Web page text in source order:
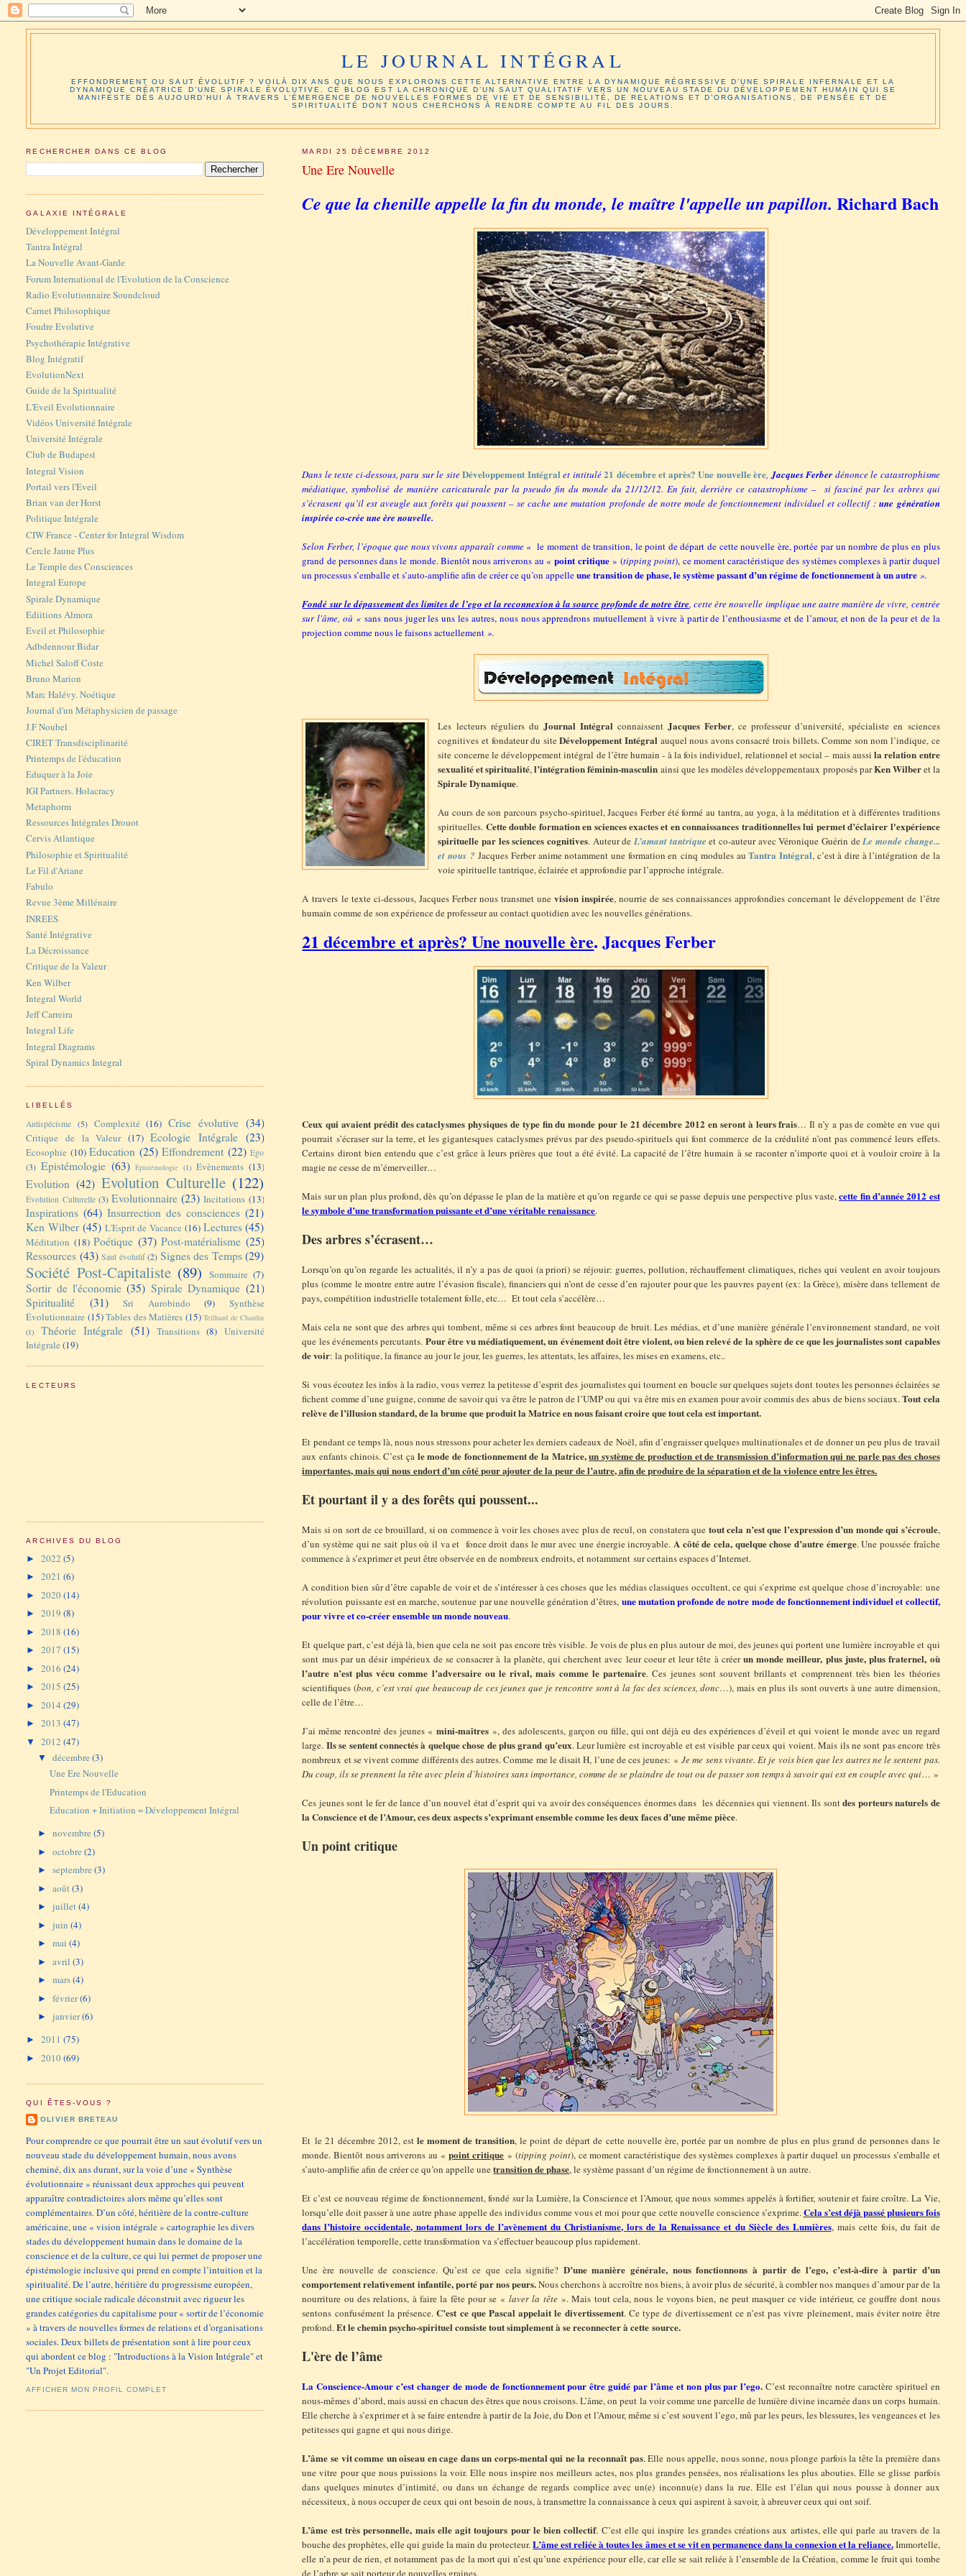
LE JOURNAL INTÉGRAL
EFFONDREMENT OU SAUT ÉVOLUTIF ? VOILÀ DIX ANS QUE NOUS EXPLORONS CETTE ALTERNATIVE ENTRE LA DYNAMIQUE RÉGRESSIVE D’UNE SPIRALE INFERNALE ET LA
DYNAMIQUE CRÉATRICE D’UNE SPIRALE ÉVOLUTIVE. CE BLOG EST LA CHRONIQUE D’UN SAUT QUALITATIF VERS UN NOUVEAU STADE DU DÉVELOPPEMENT HUMAIN QUI SE
MANIFESTE DÈS AUJOURD’HUI À TRAVERS L’ÉMERGENCE DE NOUVELLES FORMES DE VIE ET DE SENSIBILITÉ, DE RELATIONS ET D’ORGANISATIONS, DE PENSÉE ET DE
SPIRITUALITÉ DONT NOUS CHERCHONS À RENDRE COMPTE AU FIL DES JOURS.
MARDI 25 DÉCEMBRE 2012
Une Ere Nouvelle
Ce que la chenille appelle la fin du monde, le maître l'appelle un papillon.Richard Bach
Dans le texte ci-dessous, paru sur le siteDéveloppement Intégral et intitulé21 décembre et après? Une nouvelle ère,Jacques Ferber dénonce le catastrophisme
médiatique, symbolisé de manière caricaturale par la pseudo fin du monde du 21/12/12. En fait, derrière ce catastrophisme –
si fasciné par les arbres qui
s’écrasent qu’il est aveugle aux forêts qui poussent – se cache une mutation profonde de notre mode de fonctionnement individuel et collectif :une génération
inspirée co-crée une ère nouvelle.
Selon Ferber, l’époque que nous vivons apparaît comme « le moment de transition, le point de départ de cette nouvelle ère, portée par un nombre de plus en plus
grand de personnes dans le monde. Bientôt nous arriverons au «point critique» (tipping point), ce moment caractéristique des systèmes complexes à partir duquel
un processus s’emballe et s’auto-amplifie afin de créer ce qu’on appelleune transition de phase, le système passant d’un régime de fonctionnement à un autre ».
Fondé sur le dépassement des limites de l’ego et la reconnexion à la source profonde de notre être, cette ère nouvelle implique une autre manière de vivre, centrée
sur l'âme, où «sans nous juger les uns les autres, nous nous apprendrons mutuellement à vivre à partir de l’enthousiasme et de l’amour, et non de la peur et de la
projection comme nous le faisons actuellement».
Les lecteurs réguliers du Journal Intégralconnaissent Jacques Ferber, ce professeur d’université, spécialiste en sciences
cognitives et fondateur du siteDéveloppement Intégral auquel nous avons consacré trois billets. Comme son nom l’indique, ce
site concerne le développement intégral de l’être humain - à la fois individuel, relationnel et social – mais aussila relation entre
sexualité et spiritualité,l’intégration féminin-masculin ainsi que les modèles développementaux proposés parKen Wilberet la
Spirale Dynamique.
Au cours de son parcours psycho-spirituel, Jacques Ferber été formé au tantra, au yoga, à la méditation et à différentes traditions
spirituelles. Cette double formation en sciences exactes et en connaissances traditionnelles lui permet d’éclairer l'expérience
spirituelle par les sciences cognitives. Auteur deL’amant tantrique et co-auteur avec Véronique Guérin deLe monde change...
et nous ? Jacques Ferber anime notamment une formation en cinq modules auTantra Intégral, c’est à dire à l’intégration de la
voie spirituelle tantrique, éclairée et approfondie par l’approche intégrale.
A travers le texte ci-dessous, Jacques Ferber nous transmet une vision inspirée, nourrie de ses connaissances approfondies concernant le développement de l’être
humain comme de son expérience de professeur au contact quotidien avec les nouvelles générations.
21 décembre et après? Une nouvelle ère. Jacques Ferber
Ceux qui avaient prédit des cataclysmes physiques de type fin du monde pour le 21 décembre 2012 en seront à leurs frais… Il n’y a pas de comète en vue qui
pourrait s’écraser sur la terre, et les gigantesques cataclysmes prévus par des pseudo-spirituels qui font commerce de la crédulité n’ont pas commencé leurs effets.
Certains diront bien entendu que c’est grâce à leurs prières que tout a été évité. La capacité de l’être humain à se raconter n’importe quoi et à vouloir croire à la
magie ne cesse de m’émerveiller…
Mais sur un plan plus profond, dès qu’on dépasse le plan de la matière et qu’on regarde ce qui se passe depuis une perspective plus vaste,cette fin d’année 2012 est
le symbole d’une transformation puissante et d’une véritable renaissance.
Des arbres s’écrasent…
Lorsqu’on qu’on regarde les actualités, il n’y a pas de quoi (a priori) se réjouir: guerres, pollution, réchauffement climatiques, riches qui veulent en avoir toujours
plus (comme le montre entre autre l’évasion fiscale), financiers qui n’ont de cesse d’en rajouter pour que les pauvres payent (ex: la Grèce), misère dans tellement de
pays, compétition industrielle totalement folle, etc… Et tout cela s’accélère…
Mais cela ne sont que des arbres qui tombent, même si ces arbres font beaucoup de bruit. Les médias, et d’une manière générale l’environnement standard, ne voit
que les événements percutants. Pour être vu médiatiquement, un événement doit être violent, ou bien relevé de la sphère de ce que les journalistes sont capables
de voir: la politique, la finance au jour le jour, les guerres, les attentats, les affaires, les mises en examens, etc..
Si vous écoutez les infos à la radio, vous verrez la petitesse d’esprit des journalistes qui tournent en boucle sur quelques sujets dont toutes les personnes éclairées se
fichent comme d’une guigne, comme de savoir qui va être le patron de l’UMP ou qui va être mis en examen pour avoir commis des abus de biens sociaux.Tout cela
relève de l’illusion standard, de la brume que produit la Matrice en nous faisant croire que tout cela est important.
Et pendant ce temps là, nous nous stressons pour acheter les derniers cadeaux de Noël, afin d’engraisser quelques multinationales et de donner un peu plus de travail
aux enfants chinois. C’est ça le mode de fonctionnement de la Matrice,un système de production et de transmission d’information qui ne parle pas des choses
importantes, mais qui nous endort d’un côté pour ajouter de la peur de l’autre, afin de produire de la séparation et de la violence entre les êtres.
Et pourtant il y a des forêts qui poussent...
Mais si on sort de ce brouillard, si on commence à voir les choses avec plus de recul, on constatera que tout cela n’est que l’expression d’un monde qui s’écroule,
d’un système qui ne sait plus où il va et fonce droit dans le mur avec une énergie incroyable. A côté de cela, quelque chose d’autre émerge. Une poussée fraîche
commence à s’exprimer et peut être observée en de nombreux endroits, et notamment sur certains espaces d’Internet.
A condition bien sûr d’être capable de voir et de s’intéresser à ces choses que les médias classiques occultent, ce qui s’exprime est quelque chose d’incroyable: une
révolution puissante est en marche, soutenue par une nouvelle génération d’êtres, une mutation profonde de notre mode de fonctionnement individuel et collectif,
pour vivre et co-créer ensemble un monde nouveau.
Et quelque part, c’est déjà là, bien que cela ne soit pas encore très visible. Je vois de plus en plus autour de moi, des jeunes qui portent une lumière incroyable et qui
sont mus par un désir impérieux de se consacrer à la planète, qui cherchent avec leur coeur et leur tête à créerun monde meilleur, plus juste, plus fraternel, où
l’autre n’est plus vécu comme l’adversaire ou le rival, mais comme le partenaire. Ces jeunes sont souvent brillants et comprennent très bien les théories
scientifiques (bon, c’est vrai que beaucoup de ces jeunes que je rencontre sont à la fac des sciences, donc…), mais en plus ils sont ouverts à une autre dimension,
celle de l’être…
J’ai même rencontré des jeunes «mini-maîtres », des adolescents, garçon ou fille, qui ont déjà eu des expériences d’éveil et qui voient le monde avec un regard
large. Ils se sentent connectés à quelque chose de plus grand qu’eux. Leur lumière est incroyable et est visible par ceux qui voient. Mais ils ne sont pas encore très
nombreux et se vivent comme différents des autres. Comme me le disait H, l’une de ces jeunes: « Je me sens vivante. Et je vois bien que les autres ne le sentent pas.
Du coup, ils se prennent la tête avec plein d’histoires sans importance, comme de se plaindre de tout ou de passer son temps à savoir qui est en couple avec qui… »
Ces jeunes sont le fer de lance d’un nouvel état d’esprit qui va avoir des conséquences énormes dans les décennies qui viennent. Ils sontdes porteurs naturels de
la Conscience et de l’Amour, ces deux aspects s’exprimant ensemble comme les deux faces d’une même pièce.
Un point critique
Et le 21 décembre 2012, est le moment de transition, le point de départ de cette nouvelle ère, portée par un nombre de plus en plus grand de personnes dans le
monde. Bientôt nous arriverons au «point critique » (tipping point), ce moment caractéristique des systèmes complexes à partir duquel un processus s’emballe et
s’auto-amplifie afin de créer ce qu’on appelle unetransition de phase, le système passant d’un régime de fonctionnement à un autre.
Et c’est ce nouveau régime de fonctionnement, fondé sur la Lumière, la Conscience et l’Amour, que nous sommes appelés à fortifier, soutenir et faire croître. La Vie,
lorsqu’elle doit passer à une autre phase appelle des individus comme vous et moi pour que cette nouvelle conscience s’exprime.Cela s’est déjà passé plusieurs fois
dans l’histoire occidentale, notamment lors de l’avènement du Christianisme, lors de la Renaissance et du Siècle des Lumières, mais cette fois, du fait de
l’accélération temporelle, cette transformation va s’effectuer beaucoup plus rapidement.
Une ère nouvelle de conscience. Qu’est ce que cela signifie? D’une manière générale, nous fonctionnons à partir de l’ego, c’est-à-dire à partir d’un
comportement relativement infantile, porté par nos peurs.Nous cherchons à accroître nos biens, à avoir plus de sécurité, à combler nos manques d’amour par de la
nourriture ou des relations, à faire la fête pour se «laver la tête». Mais tout cela, nous le voyons bien, ne peut masquer ce vide intérieur, ce gouffre dont nous
sentons confusément la présence.C’est ce que Pascal appelait le divertissement. Ce type de divertissement ce n’est pas vivre pleinement, mais éviter notre être
profond.Et le chemin psycho-spirituel consiste tout simplement à se reconnecter à cette source.
L'ère de l’âme
La Conscience-Amour c’est changer de mode de fonctionnement pour être guidé par l’âme et non plus par l’ego. C’est reconnaître notre caractère spirituel en
nous-mêmes d’abord, mais aussi en chacun des êtres que nous croisons. L’âme, on peut la voir comme une parcelle de lumière divine incarnée dans un corps humain.
Elle cherche à s’exprimer et à se faire entendre à partir de la Joie, du Don et l’Amour, même si c’est souvent l’ego, mû par les peurs, les blessures, les vengeances et les
petitesses qui gagne et qui nous dirige.
L’âme se vit comme un oiseau en cage dans un corps-mental qui ne la reconnaît pas. Elle nous appelle, nous sonne, nous plonge parfois la tête la première dans
une vitre pour que nous puissions la voir. Elle nous inspire nos meilleurs actes, nos plus grandes pensées, nos réalisations les plus abouties. Elle se glisse parfois
dans quelques minutes d’intimité, ou dans un échange de regards complice avec un(e) inconnu(e) dans la rue. Elle est l’élan qui nous pousse à donner aux
nécessiteux, à nous occuper de ceux qui ont besoin de nous, à transmettre la connaissance à ceux qui aspirent à savoir, à abreuver ceux qui ont soif.
L’âme est très personnelle, mais elle agit toujours pour le bien collectif. C’est elle qui inspire les grandes créations aux artistes, elle qui parle au travers de la
bouche des prophètes, elle qui guide la main du protecteur.L’âme est reliée à toutes les âmes et se vit en permanence dans la connexion et la reliance.Immortelle,
elle n’a peur de rien, et notamment pas de la mort qui n’est qu’une expérience pour elle, car elle se sait reliée à l’ensemble de la Création, comme le fruit qui tombe
de l’arbre se sait porteur de nouvelles graines.
RECHERCHER DANS CE BLOG
GALAXIE INTÉGRALE
Développement Intégral
Tantra Intégral
La Nouvelle Avant-Garde
Forum International de l'Evolution de la Conscience
Radio Evolutionnaire Soundcloud
Carnet Philosophique
Foudre Evolutive
Psychothérapie Intégrative
Blog Intégratif
EvolutionNext
Guide de la Spiritualité
L'Eveil Evolutionnaire
Vidéos Université Intégrale
Université Intégrale
Club de Budapest
Integral Vision
Portail vers l'Eveil
Brian van der Horst
Politique Intégrale
CIW France - Center for Integral Wisdom
Cercle Jaune Plus
Le Temple des Consciences
Integral Europe
Spirale Dynamique
Ediitions Almora
Eveil et Philosophie
Adbdennour Bidar
Michel Saloff Coste
Bruno Marion
Marc Halévy. Noétique
Journal d'un Métaphysicien de passage
J.F Noubel
CIRET Transdisciplinarité
Printemps de l'éducation
Eduquer à la Joie
IGI Partners. Holacracy
Metaphorm
Ressources Intégrales Drouot
Cervis Atlantique
Philosophie et Spiritualité
Le Fil d'Ariane
Fabulo
Revue 3ème Millénaire
INREES
Santé Intégrative
La Décroissance
Critique de la Valeur
Ken Wilber
Integral World
Jeff Carreira
Integral Life
Integral Diagrams
Spiral Dynamics Integral
LIBELLÉS
Antispécisme (5) Complexité (16) Crise évolutive (34)
Critique de la Valeur (17) Ecologie Intégrale (23)
Ecosophie (10) Education (25) Effondrement (22) Ego
(3) Epistémologie (63) Épistémologie (1) Evènements (13)
Evolution (42) Evolution Culturelle (122)
Évolution Culturelle (3) Evolutionnaire (23) Incitations (13)
Inspirations (64) Insurrection des consciences (21)
Ken Wilber (45) L'Esprit de Vacance (16) Lectures (45)
Méditation (18) Poétique (37) Post-matérialisme (25)
Ressources (43) Saut évolutif (2) Signes des Temps (29)
Société Post-Capitaliste (89) Sommaire (7)
Sortir de l'économie (35) Spirale Dynamique (21)
Spiritualité
(31) Sri Aurobindo (9)
Synthèse
Évolutionnaire (15)Tables des Matières (15) Teilhard de Chardin
(1)
Théorie Intégrale (51) Transitions (8) Université
Intégrale (19)
LECTEURS
ARCHIVES DU BLOG
►2022(5)
►2021(6)
►2020(14)
►2019(8)
►2018(16)
►2017(15)
►2016(24)
►2015(25)
►2014(29)
►2013(47)
▼2012(47)
▼décembre(3)
Une Ere Nouvelle
Printemps de l'Education
Education + Initiation = Développement Intégral
►novembre(5)
►octobre(2)
►septembre(3)
►août(3)
►juillet(4)
►juin(4)
►mai(4)
►avril(3)
►mars(4)
►février(6)
►janvier(6)
►2011(75)
►2010(69)
QUI ÊTES-VOUS ?
OLIVIER BRETEAU
Pour comprendre ce que pourrait être un saut évolutif vers un
nouveau stade du développement humain, nous avons
cheminé, dix ans durant, sur la voie d’une « Synthèse
évolutionnaire » réunissant deux approches qui peuvent
apparaître contradictoires alors même qu’elles sont
complémentaires. D’un côté, héritière de la contre-culture
américaine, une « vision intégrale » cartographie les divers
stades du développement humain dans le domaine de la
conscience et de la culture, ce qui lui permet de proposer une
épistémologie inclusive qui prend en compte l’intuition et la
spiritualité. De l’autre, héritière du progressisme européen,
une critique sociale radicale déconstruit avec rigueur les
grandes catégories du capitalisme pour « sortir de l’économie
» à travers de nouvelles formes de relations et d’organisations
sociales. Deux billets de présentation sont à lire pour ceux
qui abordent ce blog : "Introductions à la Vision Intégrale" et
"Un Projet Editorial".
AFFICHER MON PROFIL COMPLET